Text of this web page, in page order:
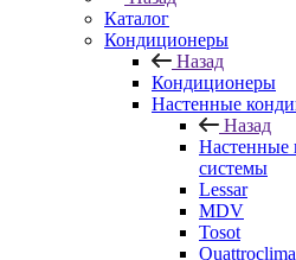
Каталог
Кондиционеры
Назад
Кондиционеры
Настенные
Назад
Настенные
системы
Lessar
MDV
Tosot
Quattroclima